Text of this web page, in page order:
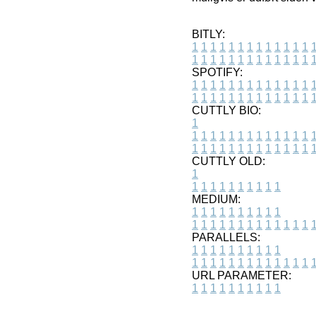
BITLY:
1 1 1 1 1 1 1 1 1 1 1 1 1 1
1 1 1 1 1 1 1 1 1 1 1 1 1 1
SPOTIFY:
1 1 1 1 1 1 1 1 1 1 1 1 1 1
1 1 1 1 1 1 1 1 1 1 1 1 1 1
CUTTLY BIO:
1
1 1 1 1 1 1 1 1 1 1 1 1 1 1
1 1 1 1 1 1 1 1 1 1 1 1 1 1
CUTTLY OLD:
1
1 1 1 1 1 1 1 1 1 1
MEDIUM:
1 1 1 1 1 1 1 1 1 1
1 1 1 1 1 1 1 1 1 1 1 1 1 1
PARALLELS:
1 1 1 1 1 1 1 1 1 1
1 1 1 1 1 1 1 1 1 1 1 1 1 1
URL PARAMETER:
1 1 1 1 1 1 1 1 1 1